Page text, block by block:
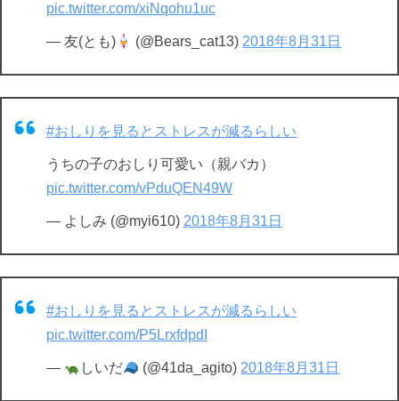
pic.twitter.com/xiNqohu1uc
— 友(とも) (@Bears_cat13)2018年8月31日
#おしりを見るとストレスが減るらしい
うちの子のおしり可愛い（親バカ）
pic.twitter.com/vPduQEN49W
— よしみ (@myi610) 2018年8月31日
#おしりを見るとストレスが減るらしい
pic.twitter.com/P5LrxfdpdI
— しいだ (@41da_agito)2018年8月31日